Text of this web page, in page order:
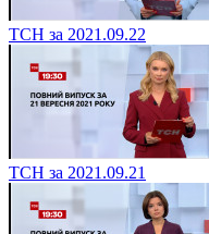
ТСН за 2021.09.22
ТСН за 2021.09.21